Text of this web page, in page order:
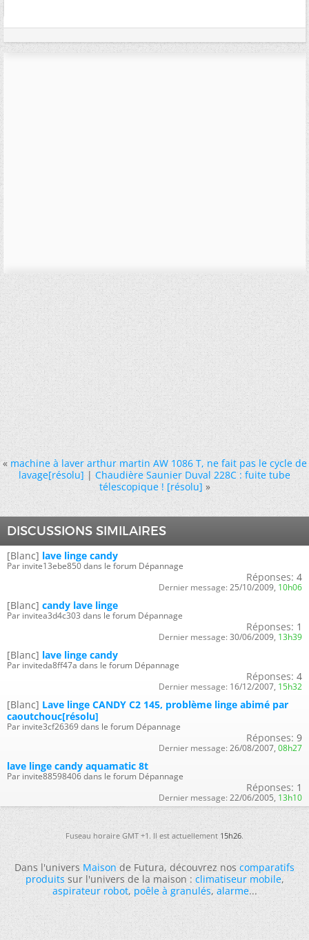
« machine à laver arthur martin AW 1086 T, ne fait pas le cycle de
lavage[résolu]|Chaudière Saunier Duval 228C : fuite tube
télescopique ! [résolu] »
DISCUSSIONS SIMILAIRES
[Blanc] lave linge candy
Par invite13ebe850 dans le forum Dépannage
Réponses: 4
Dernier message: 25/10/2009, 10h06
[Blanc] candy lave linge
Par invitea3d4c303 dans le forum Dépannage
Réponses: 1
Dernier message: 30/06/2009, 13h39
[Blanc] lave linge candy
Par inviteda8ff47a dans le forum Dépannage
Réponses: 4
Dernier message: 16/12/2007, 15h32
[Blanc] Lave linge CANDY C2 145, problème linge abimé par
caoutchouc[résolu]
Par invite3cf26369 dans le forum Dépannage
Réponses: 9
Dernier message: 26/08/2007, 08h27
lave linge candy aquamatic 8t
Par invite88598406 dans le forum Dépannage
Réponses: 1
Dernier message: 22/06/2005, 13h10
Fuseau horaire GMT +1. Il est actuellement15h26.
Dans l'universMaisonde Futura, découvrez noscomparatifs
produitssur l'univers de la maison :climatiseur mobile,
aspirateur robot,poêle à granulés,alarme...